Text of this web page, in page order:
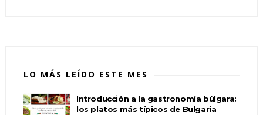
LO MÁS LEÍDO ESTE MES
Introducción a la gastronomía búlgara:
los platos más típicos de Bulgaria